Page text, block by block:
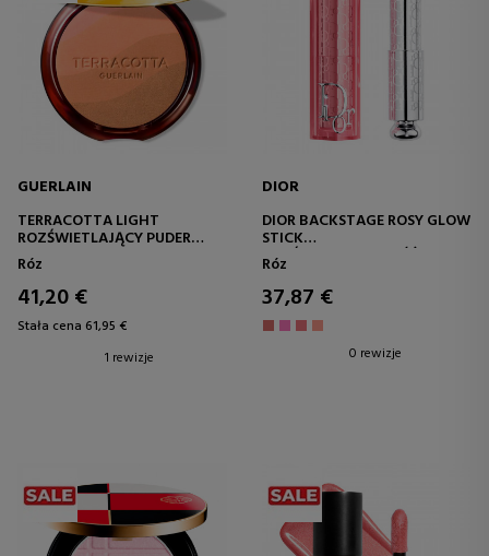
GUERLAIN
TERRACOTTA LIGHT
ROZŚWIETLAJĄCY PUDER
ZAPEWNIAJĄCY NATURALNY I
ZDROWY EFEKT CERY – 96%
SKŁADNIKÓW POCHODZENIA
NATURALNEGO
Róz
41,20 €
Stała cena 61,95 €
1 rewizje
DIOR
DIOR BACKSTAGE ROSY GLOW
STICK
ROZŚWIETLAJĄCY RÓŻ W
SZTYFCIE Z KOLOREM
AKTYWOWANYM PH
Róz
37,87 €
0 rewizje